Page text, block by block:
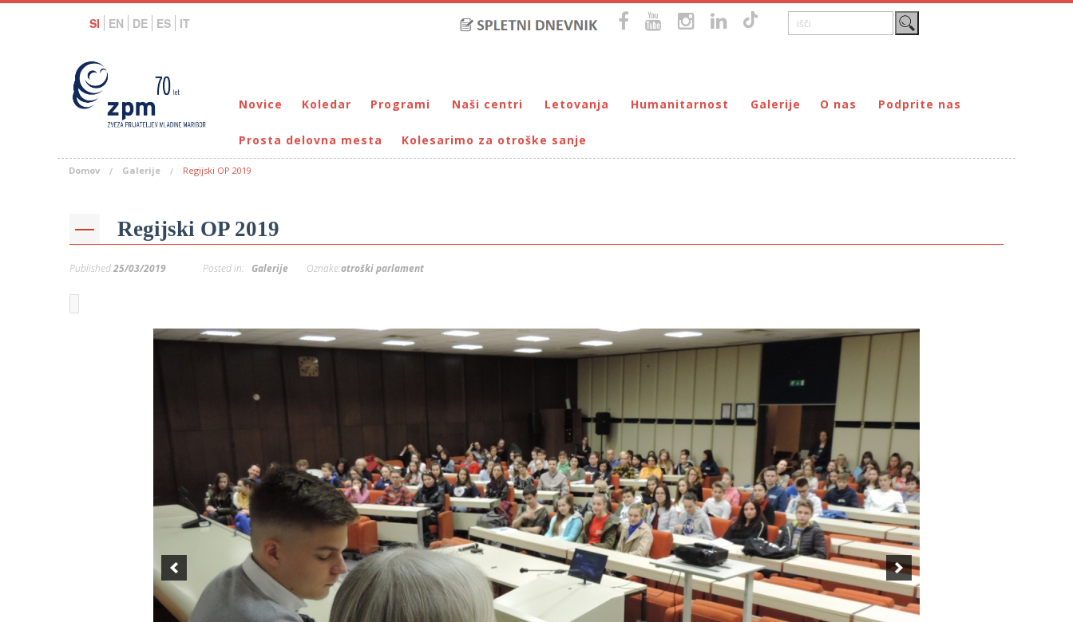
SI EN DE ES IT
Novice Koledar Programi
Bralna značka
Eko programi
Prostovoljstvo
Rojstni dan s prijatelji
Naši centri
DUM Maribor
VIRC Poreč
Letovanja
Letovanje – VIRC Poreč
Letovanje – DMZ na Pohorju
Humanitarnost
Dohodnina – Društvo prijateljev mladine Maribor
Galerije O nas
Poslanstvo
Podprite nas
DONIRAJ – za pravne osebe
Prosta delovna mesta Kolesarimo za otroške sanje
Domov Galerije Regijski OP 2019
Regijski OP 2019
Published25/03/2019 Posted in: Galerije Oznake:otroški parlament